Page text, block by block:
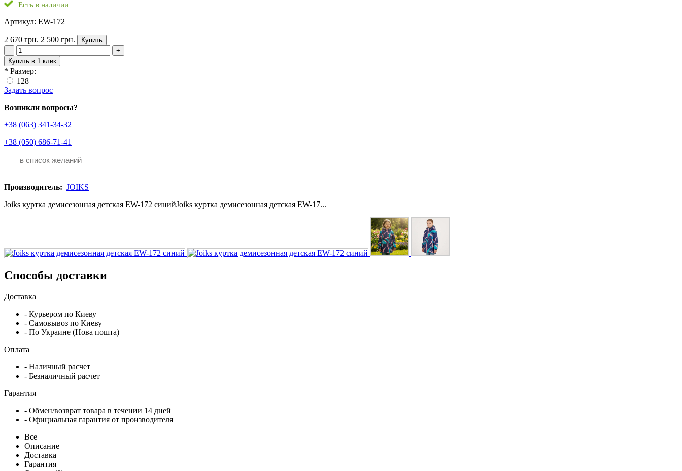
Есть в наличии
Артикул: EW-172
2 670 грн. 2 500 грн.
Купить
-
+
Купить в 1 клик
* Размер:
128
Задать вопрос
Возникли вопросы?
+38 (063) 341-34-32
+38 (050) 686-71-41
в список желаний
Производитель: JOIKS
Joiks куртка демисезонная детская EW-172 синийJoiks куртка демисезонная детская EW-17...
Способы доставки
Доставка
- Курьером по Киеву
- Самовывоз по Киеву
- По Украине (Нова пошта)
Оплата
- Наличный расчет
- Безналичный расчет
Гарантия
- Обмен/возврат товара в течении 14 дней
- Официальная гарантия от производителя
Все
Описание
Доставка
Гарантия